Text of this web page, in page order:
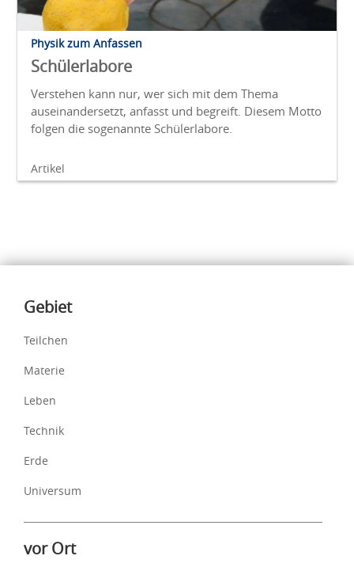
Physik zum Anfassen
Schülerlabore
Verstehen kann nur, wer sich mit dem Thema
auseinandersetzt, anfasst und begreift. Diesem Motto
folgen die sogenannte Schülerlabore.
Artikel
Inhalte
Gebiet
Teilchen
Materie
Leben
Technik
Erde
Universum
vor Ort